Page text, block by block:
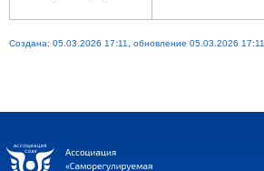
Создана: 05.03.2026 17:11, обновление 05.03.2026 17:11